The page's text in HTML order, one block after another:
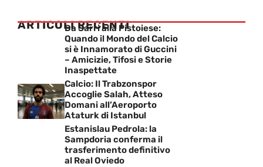
ARTICOLI RECENTI
Da Sarri alla Pistoiese:
Quando il Mondo del Calcio
si è Innamorato di Guccini
– Amicizie, Tifosi e Storie
Inaspettate
Calcio: Il Trabzonspor
Accoglie Salah, Atteso
Domani all’Aeroporto
Ataturk di Istanbul
Estanislau Pedrola: la
Sampdoria conferma il
trasferimento definitivo
al Real Oviedo